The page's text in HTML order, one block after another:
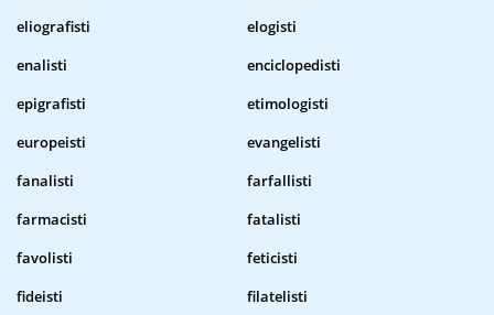
eliografisti
elogisti
enalisti
enciclopedisti
epigrafisti
etimologisti
europeisti
evangelisti
fanalisti
farfallisti
farmacisti
fatalisti
favolisti
feticisti
fideisti
filatelisti